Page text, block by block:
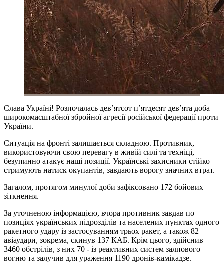
Слава Україні! Розпочалась дев’ятсот п’ятдесят дев’ята доба
широкомасштабної збройної агресії російської федерації проти
України.
Ситуація на фронті залишається складною. Противник,
використовуючи свою перевагу в живій силі та техніці,
безупинно атакує наші позиції. Українські захисники стійко
стримують натиск окупантів, завдають ворогу значних втрат.
Загалом, протягом минулої доби зафіксовано 172 бойових
зіткнення.
За уточненою інформацією, вчора противник завдав по
позиціях українських підрозділів та населених пунктах одного
ракетного удару із застосуванням трьох ракет, а також 82
авіаудари, зокрема, скинув 137 КАБ. Крім цього, здійснив
3460 обстрілів, з них 70 - із реактивних систем залпового
вогню та залучив для ураження 1190 дронів-камікадзе.